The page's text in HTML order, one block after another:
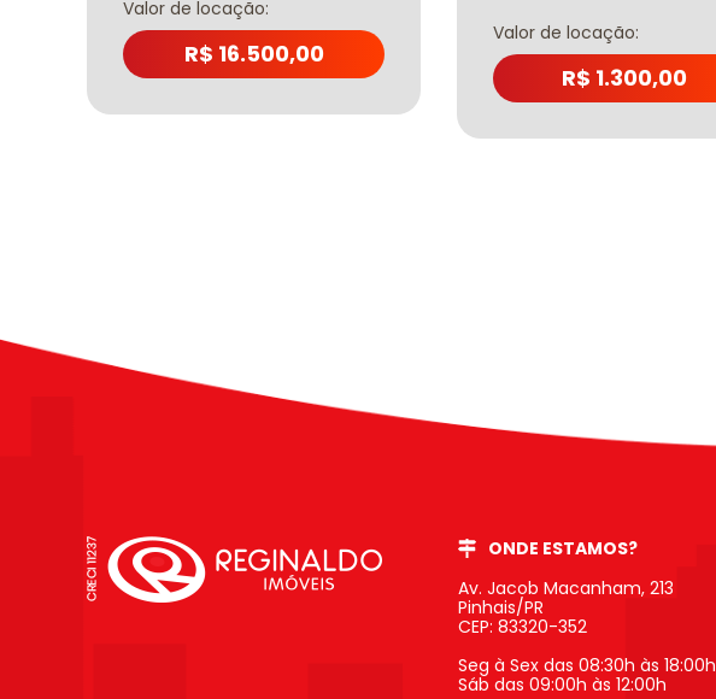
Valor de locação:
R$ 16.500,00
Valor de locação:
R$ 1.300,00
ONDE ESTAMOS?
Av. Jacob Macanham, 213
Pinhais/PR
CEP: 83320-352
Seg à Sex das 08:30h às 18:00h
Sáb das 09:00h às 12:00h